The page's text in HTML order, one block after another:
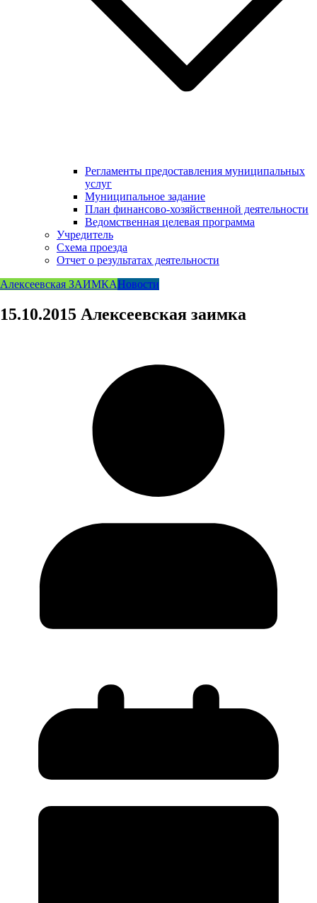
Регламенты предоставления муниципальных
услуг
Муниципальное задание
План финансово-хозяйственной деятельности
Ведомственная целевая программа
Учредитель
Схема проезда
Отчет о результатах деятельности
Алексеевская ЗАИМКАНовости
15.10.2015 Алексеевская заимка